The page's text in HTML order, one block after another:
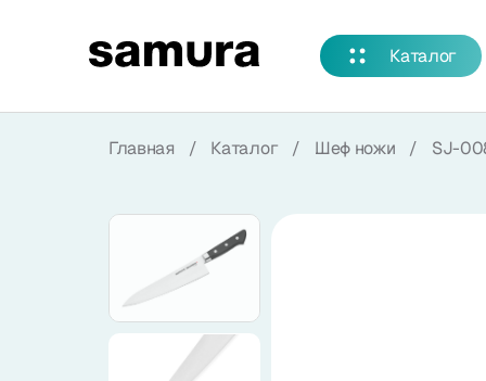
Каталог
Смотреть весь каталог
Новинки
Распродажа
Главная / Каталог / Шеф ножи / SJ-